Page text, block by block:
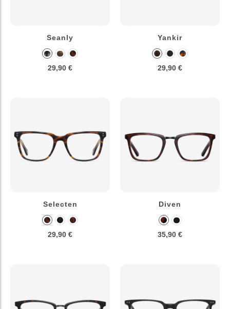
Seanly
29,90 €
Yankir
29,90 €
Selecten
29,90 €
Diven
35,90 €